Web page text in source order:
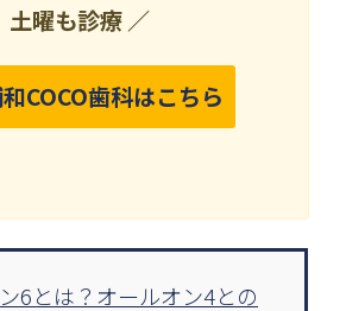
土曜も診療 ／
COCO歯科はこちら
6とは？オールオン4との